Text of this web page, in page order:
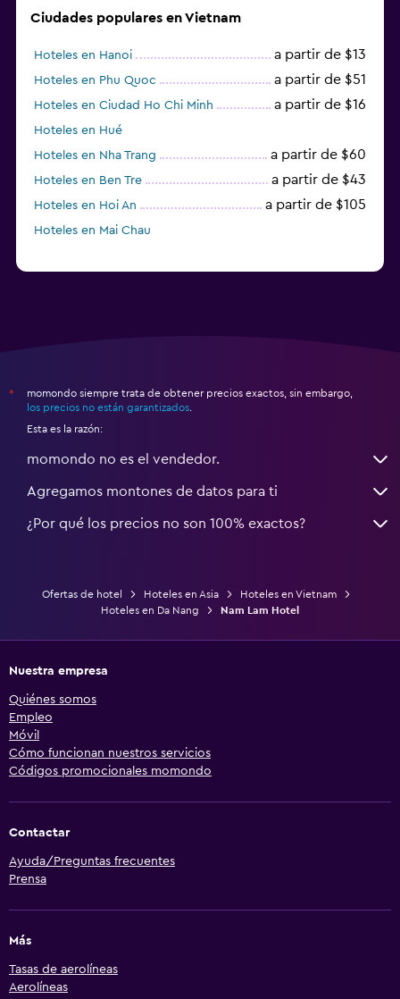
Ciudades populares en Vietnam
Hoteles en Hanoi a partir de $13
Hoteles en Phu Quoc a partir de $51
Hoteles en Ciudad Ho Chi Minh a partir de $16
Hoteles en Hué
Hoteles en Nha Trang
a partir de $60
Hoteles en Ben Tre a partir de $43
Hoteles en Hoi An a partir de $105
Hoteles en Mai Chau
*
momondo siempre trata de obtener precios exactos, sin embargo,
los precios no están garantizados
Esta es la razón:
momondo no es el vendedor.
Agregamos montones de datos para ti
¿Por qué los precios no son 100% exactos?
Ofertas de hotel Hoteles en Asia
Hoteles en Vietnam
Hoteles en Da Nang
Nam Lam Hotel
Nuestra empresa
Quiénes somos
Empleo
Móvil
Cómo funcionan nuestros servicios
Códigos promocionales momondo
Contactar
Ayuda/Preguntas frecuentes
Prensa
Más
Tasas de aerolíneas
Aerolíneas